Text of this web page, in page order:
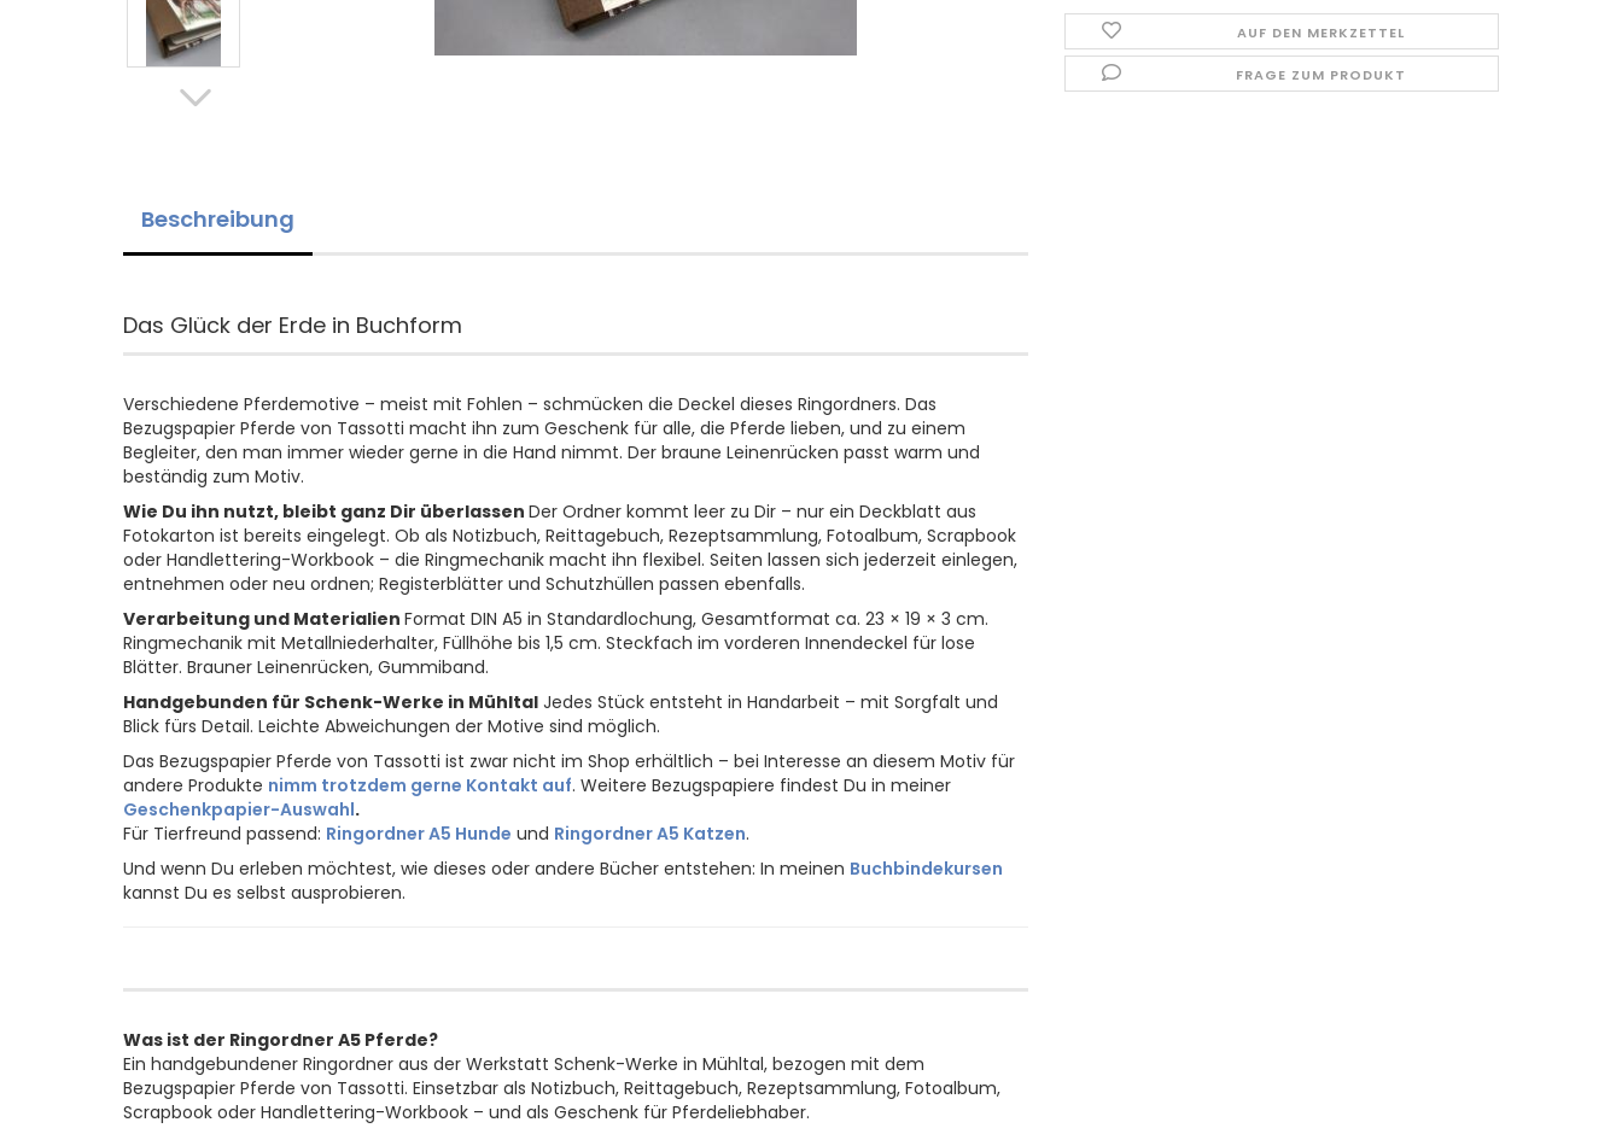
AUF DEN MERKZETTEL
FRAGE ZUM PRODUKT
Beschreibung
Das Glück der Erde in Buchform
Verschiedene Pferdemotive – meist mit Fohlen – schmücken die Deckel dieses Ringordners. Das
Bezugspapier Pferde von Tassotti macht ihn zum Geschenk für alle, die Pferde lieben, und zu einem
Begleiter, den man immer wieder gerne in die Hand nimmt. Der braune Leinenrücken passt warm und
beständig zum Motiv.
Wie Du ihn nutzt, bleibt ganz Dir überlassen Der Ordner kommt leer zu Dir – nur ein Deckblatt aus
Fotokarton ist bereits eingelegt. Ob als Notizbuch, Reittagebuch, Rezeptsammlung, Fotoalbum, Scrapbook
oder Handlettering-Workbook – die Ringmechanik macht ihn flexibel. Seiten lassen sich jederzeit einlegen,
entnehmen oder neu ordnen; Registerblätter und Schutzhüllen passen ebenfalls.
Verarbeitung und Materialien Format DIN A5 in Standardlochung, Gesamtformat ca. 23 × 19 × 3 cm.
Ringmechanik mit Metallniederhalter, Füllhöhe bis 1,5 cm. Steckfach im vorderen Innendeckel für lose
Blätter. Brauner Leinenrücken, Gummiband.
Handgebunden für Schenk-Werke in Mühltal Jedes Stück entsteht in Handarbeit – mit Sorgfalt und
Blick fürs Detail. Leichte Abweichungen der Motive sind möglich.
Das Bezugspapier Pferde von Tassotti ist zwar nicht im Shop erhältlich – bei Interesse an diesem Motiv für
andere Produkte nimm trotzdem gerne Kontakt auf. Weitere Bezugspapiere findest Du in meiner
Geschenkpapier-Auswahl.
Für Tierfreund passend: Ringordner A5 Hunde und Ringordner A5 Katzen.
Und wenn Du erleben möchtest, wie dieses oder andere Bücher entstehen: In meinen Buchbindekursen
kannst Du es selbst ausprobieren.
Was ist der Ringordner A5 Pferde?
Ein handgebundener Ringordner aus der Werkstatt Schenk-Werke in Mühltal, bezogen mit dem
Bezugspapier Pferde von Tassotti. Einsetzbar als Notizbuch, Reittagebuch, Rezeptsammlung, Fotoalbum,
Scrapbook oder Handlettering-Workbook – und als Geschenk für Pferdeliebhaber.